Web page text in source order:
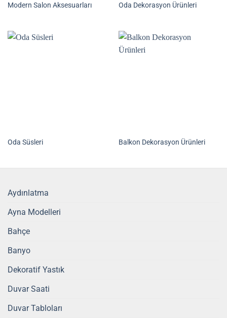
Modern Salon Aksesuarları Oda Dekorasyon Ürünleri
Oda Süsleri Balkon Dekorasyon Ürünleri
Aydınlatma
Ayna Modelleri
Bahçe
Banyo
Dekoratif Yastık
Duvar Saati
Duvar Tabloları